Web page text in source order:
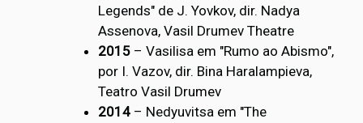
Legends" de J. Yovkov, dir. Nadya
Assenova, Vasil Drumev Theatre
2015– Vasilisa em "Rumo ao Abismo",
por I. Vazov, dir. Bina Haralampieva,
Teatro Vasil Drumev
2014– Nedyuvitsa em "The